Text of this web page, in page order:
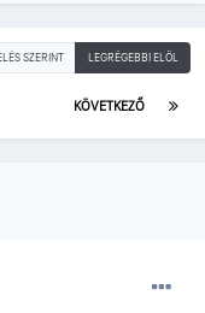
SZERINT LEGRÉGEBBI ELÖL
KÖVETKEZŐ